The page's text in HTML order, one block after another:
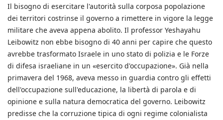
Il bisogno di esercitare l'autorità sulla corposa popolazione
dei territori costrinse il governo a rimettere in vigore la legge
militare che aveva appena abolito. Il professor Yeshayahu
Leibowitz non ebbe bisogno di 40 anni per capire che questo
avrebbe trasformato Israele in uno stato di polizia e le Forze
di difesa israeliane in un «esercito d'occupazione». Già nella
primavera del 1968, aveva messo in guardia contro gli effetti
dell'occupazione sull'educazione, la libertà di parola e di
opinione e sulla natura democratica del governo. Leibowitz
predisse che la corruzione tipica di ogni regime colonialista